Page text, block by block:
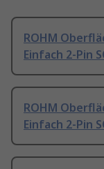
ROHM
Einfach 2-Pin
ROHM
Einfach 2-Pin